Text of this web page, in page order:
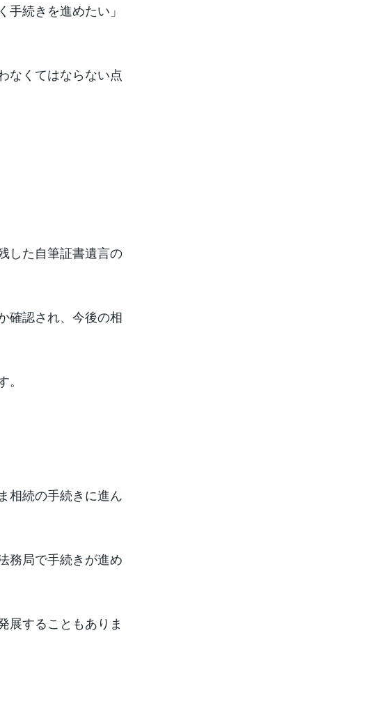
続きを進めたい」
なくてはならない点
した自筆証書遺言の
確認され、今後の相
相続の手続きに進ん
務局で手続きが進め
展することもありま